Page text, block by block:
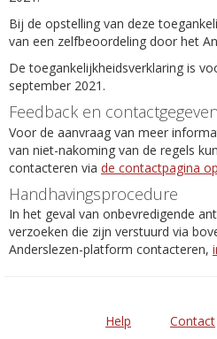
Bij de opstelling van deze
van een zelfbeoordeling door het
De toegankelijkheidsverklaring is
september 2021.
Feedback en
Voor de aanvraag van meer
van niet-nakoming van de regels
contacteren via de contactpagina
Handhavingsprocedure
In het geval van onbevredigende
verzoeken die zijn verstuurd via
Anderslezen-platform contacteren,
Help Contact